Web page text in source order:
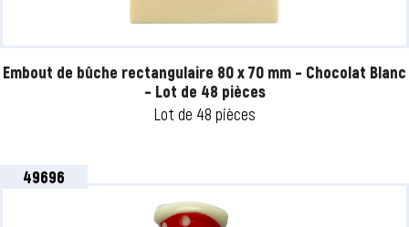
Embout de bûche rectangulaire 80 x 70 mm – Chocolat Blanc
– Lot de 48 pièces
Lot de 48 pièces
49696